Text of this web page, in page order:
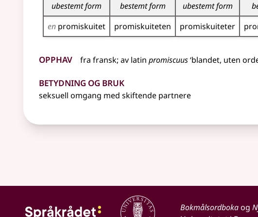
ubestemt form
bestemt form ubestemt form
en promiskuitet promiskuiteten promiskuiteter
Opphav fra fransk; av latin promiscuus‘blandet, uten
Betydning og bruk
seksuell omgang med skiftende partnere
Bokmålsordbokaog